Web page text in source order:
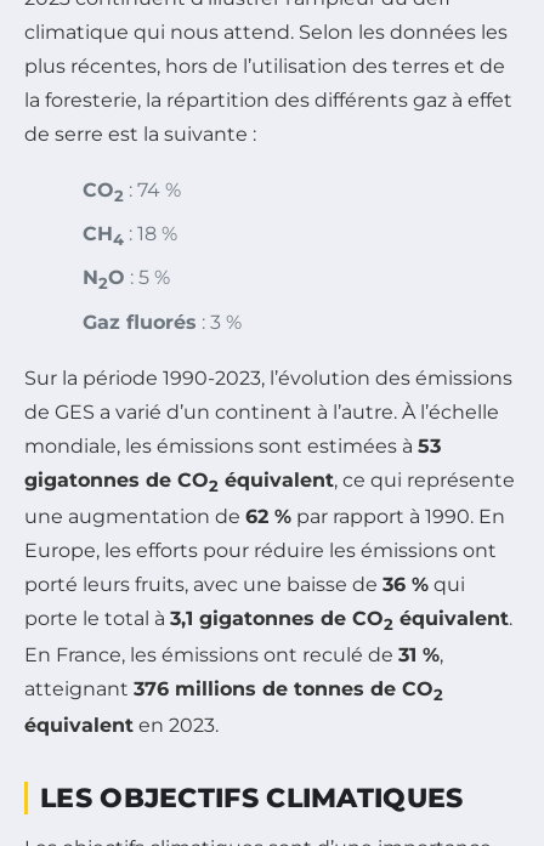
climatique qui nous attend. Selon les données les
plus récentes, hors de l’utilisation des terres et de
la foresterie, la répartition des différents gaz à effet
de serre est la suivante :
CO2 : 74 %
CH4 : 18 %
N2O : 5 %
Gaz fluorés : 3 %
Sur la période 1990-2023, l’évolution des émissions
de GES a varié d’un continent à l’autre. À l’échelle
mondiale, les émissions sont estimées à 53
gigatonnes de CO2 équivalent, ce qui représente
une augmentation de 62 % par rapport à 1990. En
Europe, les efforts pour réduire les émissions ont
porté leurs fruits, avec une baisse de 36 % qui
porte le total à 3,1 gigatonnes de CO2 équivalent.
En France, les émissions ont reculé de 31 %,
atteignant 376 millions de tonnes de CO2
équivalent en 2023.
LES OBJECTIFS CLIMATIQUES